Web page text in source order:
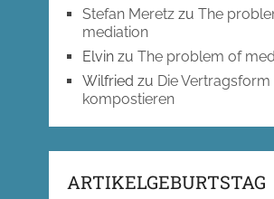
Stefan Meretzzu The
mediation
Elvinzu The problem of
Wilfried zu Die Vertragsform
kompostieren
ARTIKELGEBURTSTAG